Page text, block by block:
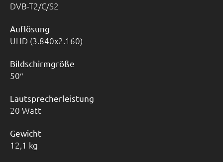
DVB-T2/C/S2
Auflösung
UHD (3.840x2.160)
Bildschirmgröße
50
Lautsprecherleistung
20 Watt
Gewicht
12,1 kg